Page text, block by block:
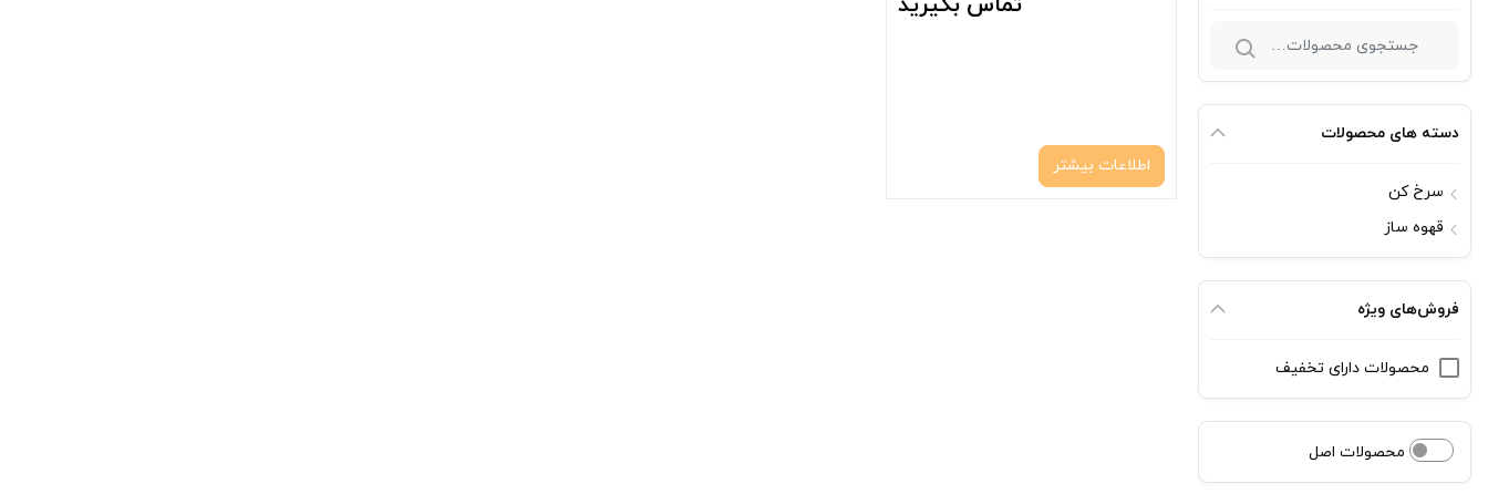
دسته های محصولات
سرخ کن
قهوه ساز
فروش‌های ویژه
محصولات دارای تخفیف
محصولات اصل
اطلاعات بیشتر